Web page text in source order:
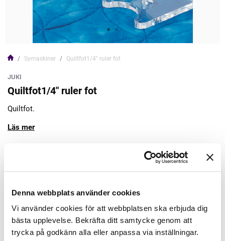
Denna webbplats använder cookies
Vi använder cookies för att webbplatsen ska erbjuda dig
bästa upplevelse. Bekräfta ditt samtycke genom att
trycka på godkänn alla eller anpassa via inställningar.
Symaskiner Quiltfot1/4" ruler fot
JUKI
Quiltfot1/4" ruler fot
Quiltfot.
Läs mer
Leveranstid: 5-7dagar
Minsta beställning: 1 st